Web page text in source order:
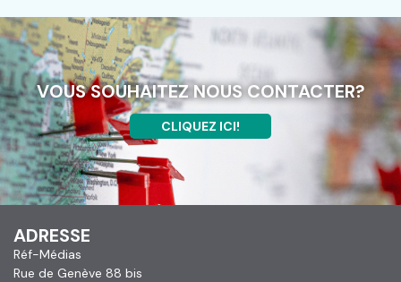
VOUS SOUHAITEZ NOUS CONTACTER?
CLIQUEZ ICI!
ADRESSE
Réf-Médias
Rue de Genève 88 bis